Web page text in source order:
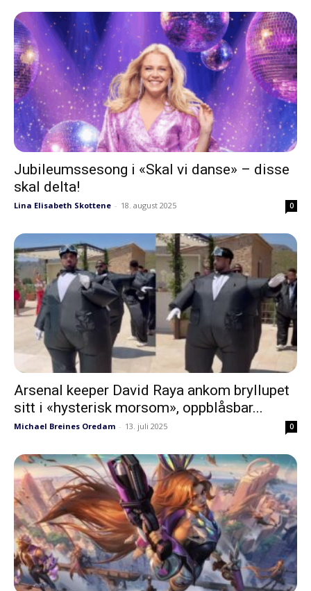
Jubileumssesong i «Skal vi danse» – disse
skal delta!
Lina Elisabeth Skottene - 18. august 2025 0
Arsenal keeper David Raya ankom bryllupet
sitt i «hysterisk morsom», oppblåsbar...
Michael Breines Oredam - 13. juli 2025 0